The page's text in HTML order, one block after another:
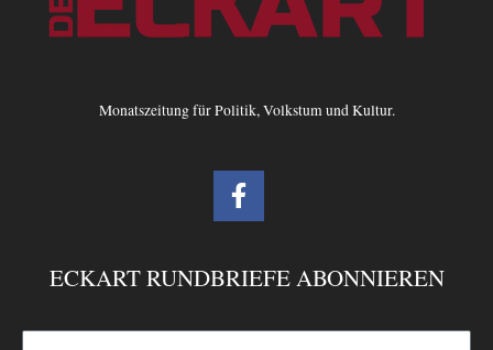
Monatszeitung für Politik, Volkstum und Kultur.
F
a
b
o
ECKART RUNDBRIEFE ABONNIEREN